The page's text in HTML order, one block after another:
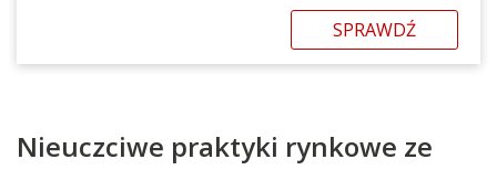
SPRAWDŹ
Nieuczciwe praktyki rynkowe ze